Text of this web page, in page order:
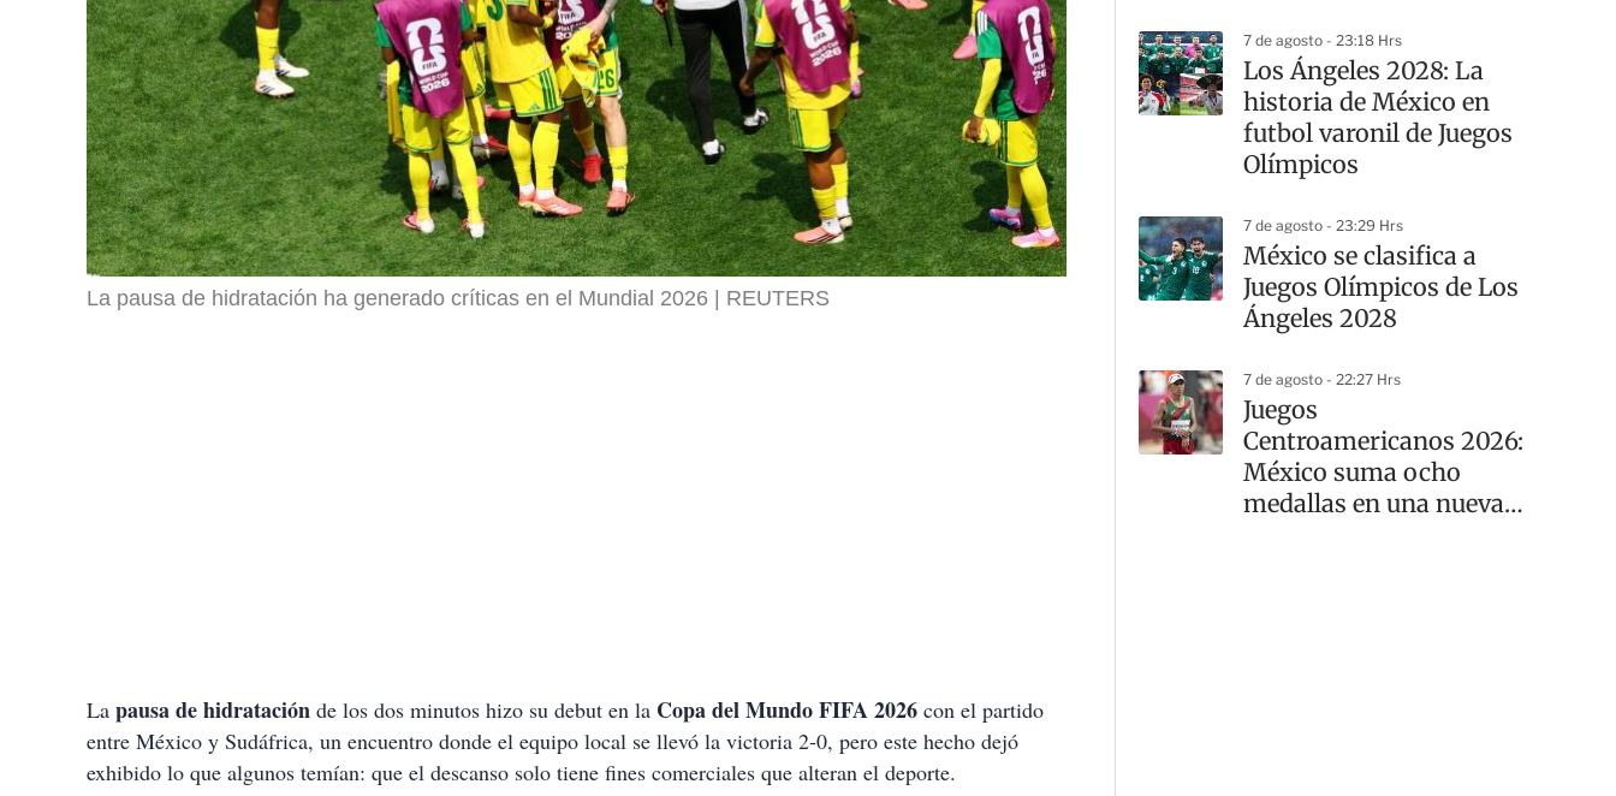
La pausa de hidratación ha generado críticas en el Mundial 2026 REUTERS
La pausa de hidratación de los dos minutos hizo su debut en la Copa del Mundo FIFA 2026 con el partido
entre México y Sudáfrica, un encuentro donde el equipo local se llevó la victoria 2-0, pero este hecho dejó
exhibido lo que algunos temían: que el descanso solo tiene fines comerciales que alteran el deporte.
7 de agosto - 23:18 Hrs
Los Ángeles 2028: La
historia de México en
futbol varonil de Juegos
Olímpicos
7 de agosto - 23:29 Hrs
México se clasifica a
Juegos Olímpicos de Los
Ángeles 2028
7 de agosto - 22:27 Hrs
Juegos
Centroamericanos 2026:
México suma ocho
medallas en una nueva